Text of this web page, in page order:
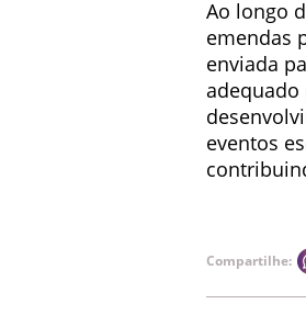
Ao longo
emendas
enviada
adequado
eventos
Compartilhe: